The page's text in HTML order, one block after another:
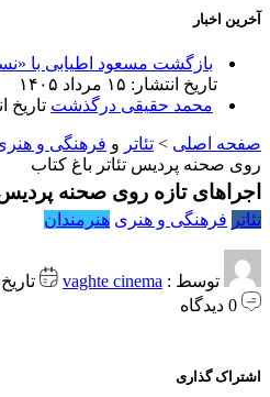
آخرین اخبار
بازگشت مسعود اطیابی با
تاریخ انتشار: ۱۵ مرداد ۱۴۰۵
محمد حقیقی درگذشت تاریخ انتشار:
صفحه اصلی > تئاتر و فرهنگی و
روی صحنه پردیس تئاتر باغ کتاب
اجراهای تازه روی صحنه پردیس
تئاتر فرهنگی و هنری هنرمندان
توسط : vaghte cinema
تاریخ
اشتراک گذاری